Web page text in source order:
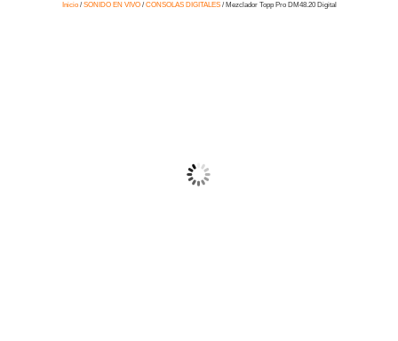
Inicio/ SONIDO EN VIVO/ CONSOLAS DIGITALES/ Mezclador Topp Pro DM48.20 Digital